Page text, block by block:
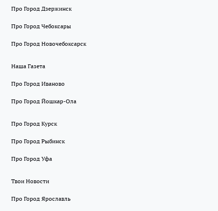
Про Город Дзержинск
Про Город Чебоксары
Про Город Новочебоксарск
Наша Газета
Про Город Иваново
Про Город Йошкар-Ола
Про Город Курск
Про Город Рыбинск
Про Город Уфа
Твои Новости
Про Город Ярославль